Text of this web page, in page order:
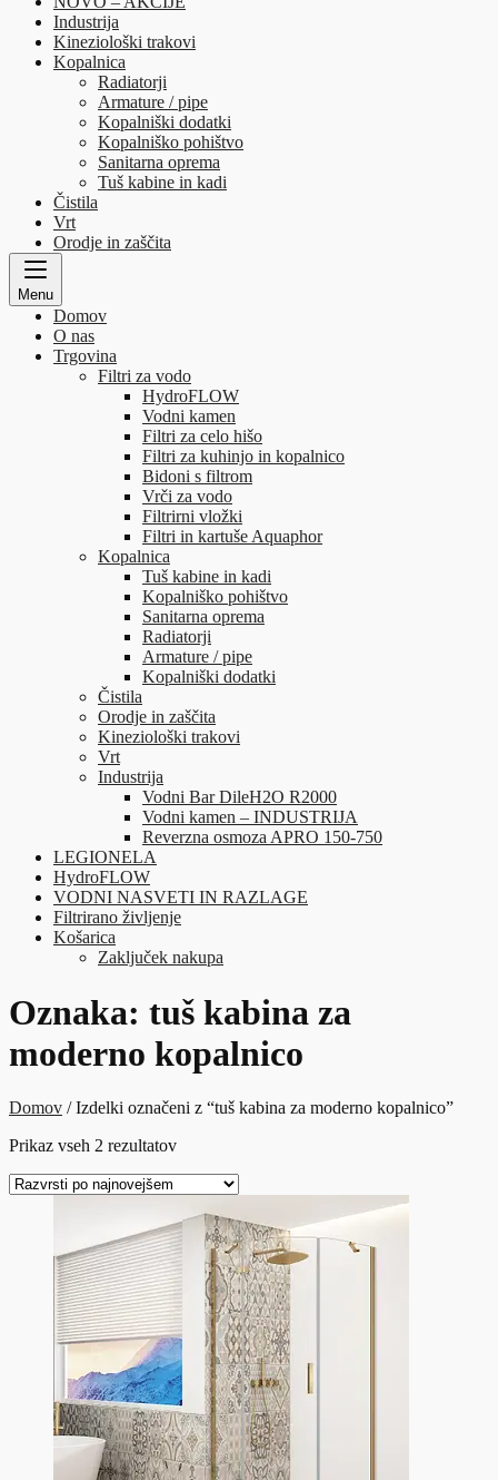
Industrija
Kineziološki trakovi
Kopalnica
Radiatorji
Armature / pipe
Kopalniški dodatki
Kopalniško pohištvo
Sanitarna oprema
Tuš kabine in kadi
Čistila
Vrt
Orodje in zaščita
Menu
Domov
O nas
Trgovina
Filtri za vodo
HydroFLOW
Vodni kamen
Filtri za celo hišo
Filtri za kuhinjo in kopalnico
Bidoni s filtrom
Vrči za vodo
Filtrirni vložki
Filtri in kartuše Aquaphor
Kopalnica
Tuš kabine in kadi
Kopalniško pohištvo
Sanitarna oprema
Radiatorji
Armature / pipe
Kopalniški dodatki
Čistila
Orodje in zaščita
Kineziološki trakovi
Vrt
Industrija
Vodni Bar DileH2O R2000
Vodni kamen – INDUSTRIJA
Reverzna osmoza APRO 150-750
LEGIONELA
HydroFLOW
VODNI NASVETI IN RAZLAGE
Filtrirano življenje
Košarica
Zaključek nakupa
Oznaka: tuš kabina za
moderno kopalnico
Domov / Izdelki označeni z “tuš kabina za moderno kopalnico”
Prikaz vseh 2 rezultatovRazvrščeno
datumu